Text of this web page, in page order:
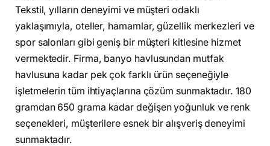
Tekstil, yılların deneyimi ve müşteri odaklı
yaklaşımıyla, oteller, hamamlar, güzellik merkezleri ve
spor salonları gibi geniş bir müşteri kitlesine hizmet
vermektedir. Firma, banyo havlusundan mutfak
havlusuna kadar pek çok farklı ürün seçeneğiyle
işletmelerin tüm ihtiyaçlarına çözüm sunmaktadır. 180
gramdan 650 grama kadar değişen yoğunluk ve renk
seçenekleri, müşterilere esnek bir alışveriş deneyimi
sunmaktadır.